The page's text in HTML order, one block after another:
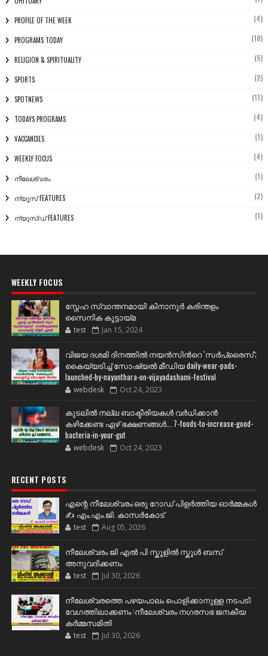
PROFILE OF THE WEEK (4)
PROGRAMS TODAY (10)
RELIGION & SPIRITUALITY (5)
SPORTS (2)
SPOTNEWS (11)
TODAYS PROGRAMS (4)
VACCANCIES (1)
WEEKLY FOCUS (4)
നീലേശ്വരം (1)
ന്യൂസ് FEATURES (2)
ന്യൂസ്ഡ് FEATURES (1)
WEEKLY FOCUS
സ്നേഹ സ്വാന്തനമായി കിനാനൂർ കരിന്തളം
സൈനിക കൂട്ടായ്മ
test Jan 15, 2024
വിജയ ദശമി ദിനത്തില്‍ നയന്‍സിന്‍റെ 'സര്‍പ്രൈസ്';
കൈയ്യടിച്ച് സോഷ്യല്‍ മീഡിയ daily-wear-pads-
launched-by-nayanthara-on-vijayadashami-festival
webdesk Oct 24, 2023
കുടലിൽ നല്ല ബാക്ടീരിയകൾ വര്‍ധിക്കാന്‍
കഴിക്കേണ്ട ഏഴ് ഭക്ഷണങ്ങള്‍... 7-foods-to-increase-good-
bacteria-in-your-gut
webdesk Oct 24, 2023
RECENT POSTS
എന്റെ നീലേശ്വരം:ഒരു റോഡ് പിളർത്തിയ ഓർമ്മകൾ
✍️ എം.എം.ജി. കാസർകോട്
test Aug 05, 2026
നീലേശ്വരം ജി എൽ പി സ്കൂളിൽ സ്കൂൾ ബസ്
അനുവദിക്കണം
test Jul 30, 2026
നീലേശ്വരത്തെ പഴയപാലം പൊളിക്കാനുള്ള നടപടി
വേഗത്തിലാക്കണം :നീലേശ്വരം നഗരസഭ ജനകീയ
കർമ്മസമിതി
test Jul 30, 2026